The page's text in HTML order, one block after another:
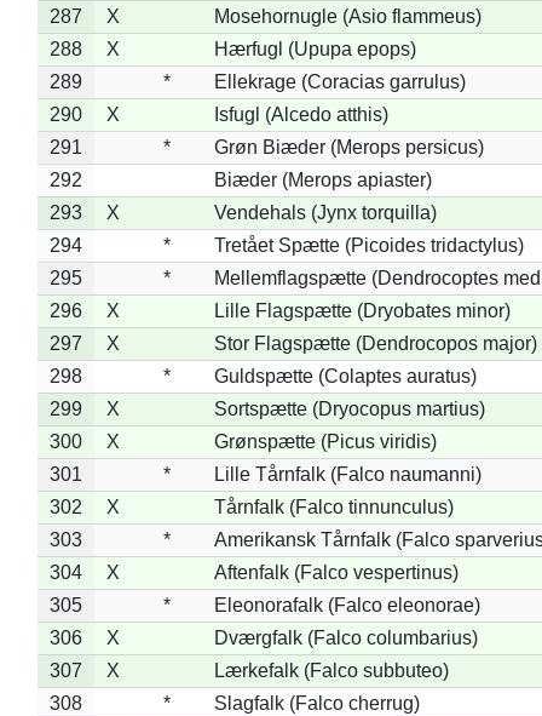
287
X
Mosehornugle (Asio flammeus)
288
X
Hærfugl (Upupa epops)
289
*
Ellekrage (Coracias garrulus)
290
X
Isfugl (Alcedo atthis)
291
*
Grøn Biæder (Merops persicus)
292
Biæder (Merops apiaster)
293
X
Vendehals (Jynx torquilla)
294
*
Tretået Spætte (Picoides tridactylus)
295
*
Mellemflagspætte (Dendrocoptes
296
X
Lille Flagspætte (Dryobates minor)
297
X
Stor Flagspætte (Dendrocopos major)
298
*
Guldspætte (Colaptes auratus)
299
X
Sortspætte (Dryocopus martius)
300
X
Grønspætte (Picus viridis)
301
*
Lille Tårnfalk (Falco naumanni)
302
X
Tårnfalk (Falco tinnunculus)
303
*
Amerikansk Tårnfalk (Falco
304
X
Aftenfalk (Falco vespertinus)
305
*
Eleonorafalk (Falco eleonorae)
306
X
Dværgfalk (Falco columbarius)
307
X
Lærkefalk (Falco subbuteo)
308
*
Slagfalk (Falco cherrug)